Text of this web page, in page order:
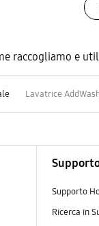
raccogliamo e
Lavatrice
Supporto
Ricerca in